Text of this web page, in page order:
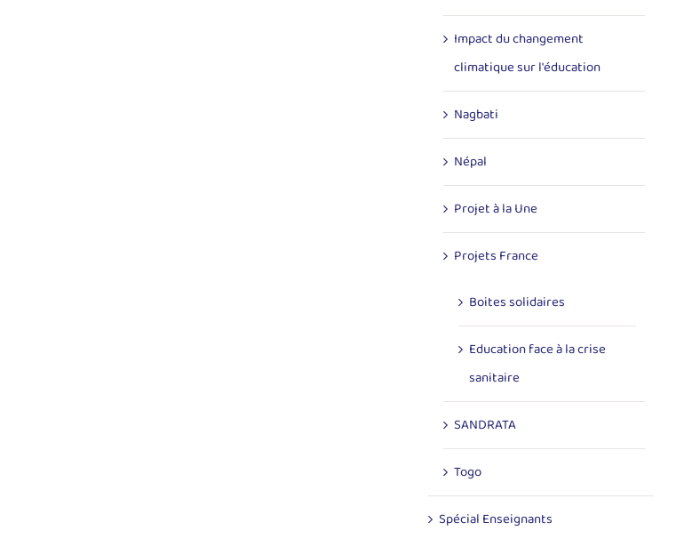
Impact du changement
climatique sur l'éducation
Nagbati
Népal
Projet à la Une
Projets France
Boites solidaires
Education face à la crise
sanitaire
SANDRATA
Togo
Spécial Enseignants